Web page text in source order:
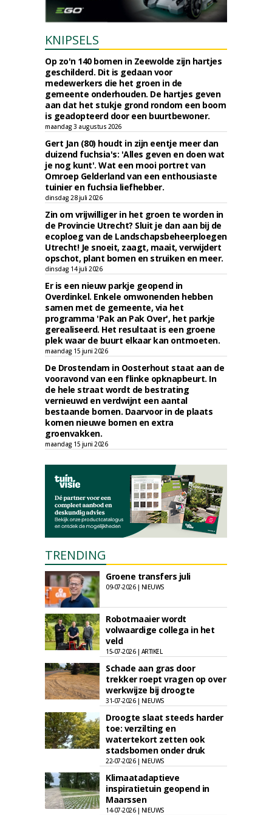
KNIPSELS
Op zo'n 140 bomen in Zeewolde zijn hartjes
geschilderd. Dit is gedaan voor
medewerkers die het groen in de
gemeente onderhouden. De hartjes geven
aan dat het stukje grond rondom een boom
is geadopteerd door een buurtbewoner.
maandag 3 augustus 2026
Gert Jan (80) houdt in zijn eentje meer dan
duizend fuchsia's: 'Alles geven en doen wat
je nog kunt'. Wat een mooi portret van
Omroep Gelderland van een enthousiaste
tuinier en fuchsia liefhebber.
dinsdag 28 juli 2026
Zin om vrijwilliger in het groen te worden in
de Provincie Utrecht? Sluit je dan aan bij de
ecoploeg van de Landschapsbeheerploegen
Utrecht! Je snoeit, zaagt, maait, verwijdert
opschot, plant bomen en struiken en meer.
dinsdag 14 juli 2026
Er is een nieuw parkje geopend in
Overdinkel. Enkele omwonenden hebben
samen met de gemeente, via het
programma 'Pak an Pak Over', het parkje
gerealiseerd. Het resultaat is een groene
plek waar de buurt elkaar kan ontmoeten.
maandag 15 juni 2026
De Drostendam in Oosterhout staat aan de
vooravond van een flinke opknapbeurt. In
de hele straat wordt de bestrating
vernieuwd en verdwijnt een aantal
bestaande bomen. Daarvoor in de plaats
komen nieuwe bomen en extra
groenvakken.
maandag 15 juni 2026
TRENDING
Groene transfers juli
09-07-2026 | NIEUWS
Robotmaaier wordt
volwaardige collega in het
veld
15-07-2026 | ARTIKEL
Schade aan gras door
trekker roept vragen op over
werkwijze bij droogte
31-07-2026 | NIEUWS
Droogte slaat steeds harder
toe: verzilting en
watertekort zetten ook
stadsbomen onder druk
22-07-2026 | NIEUWS
Klimaatadaptieve
inspiratietuin geopend in
Maarssen
14-07-2026 | NIEUWS